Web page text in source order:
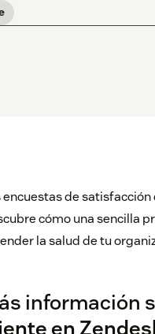
encuestas de
cómo una sencilla
la salud de tu
información
en